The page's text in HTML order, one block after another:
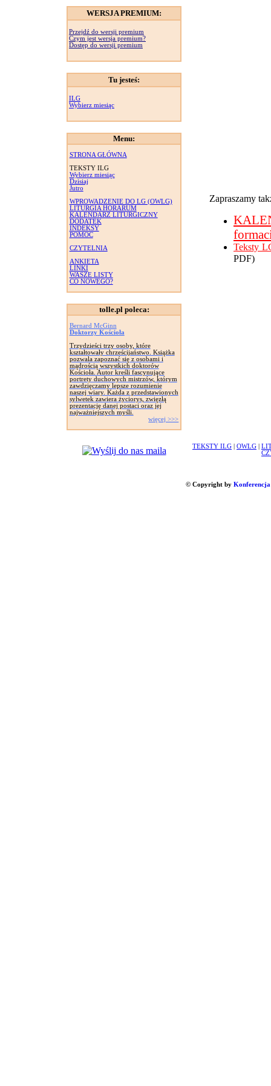
WERSJA PREMIUM:
Przejdź do wersji premium
Czym jest wersja premium?
Dostęp do wersji premium
Tu jesteś:
ILG
Wybierz miesiąc
Menu:
STRONA GŁÓWNA
TEKSTY ILG
Wybierz miesiąc
Dzisiaj
Jutro
WPROWADZENIE DO LG (OWLG)
LITURGIA HORARUM
KALENDARZ LITURGICZNY
DODATEK
INDEKSY
POMOC
CZYTELNIA
ANKIETA
LINKI
WASZE LISTY
CO NOWEGO?
tolle.pl poleca:
Bernard McGinn
Doktorzy Kościoła
Trzydzieści trzy osoby, które
kształtowały chrześcijaństwo. Książka
pozwala zapoznać się z osobami i
mądrością wszystkich doktorów
Kościoła. Autor kreśli fascynujące
portrety duchowych mistrzów, którym
zawdzięczamy lepsze rozumienie
naszej wiary. Każda z przedstawionych
sylwetek zawiera życiorys, zwięzłą
prezentację danej postaci oraz jej
najważniejszych myśli.
więcej >>>
Zapraszamy
Teksty
PDF)
TEKSTY ILG OWLG
© Copyright by Konferencja